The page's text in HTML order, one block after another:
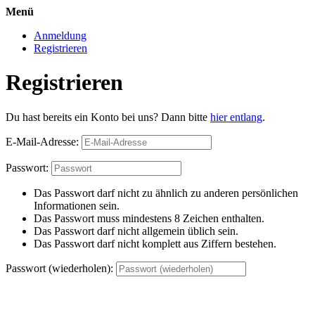
Menü
Anmeldung
Registrieren
Registrieren
Du hast bereits ein Konto bei uns? Dann bitte hier entlang.
E-Mail-Adresse:
Passwort:
Das Passwort darf nicht zu ähnlich zu anderen persönlichen
Informationen sein.
Das Passwort muss mindestens 8 Zeichen enthalten.
Das Passwort darf nicht allgemein üblich sein.
Das Passwort darf nicht komplett aus Ziffern bestehen.
Passwort (wiederholen):